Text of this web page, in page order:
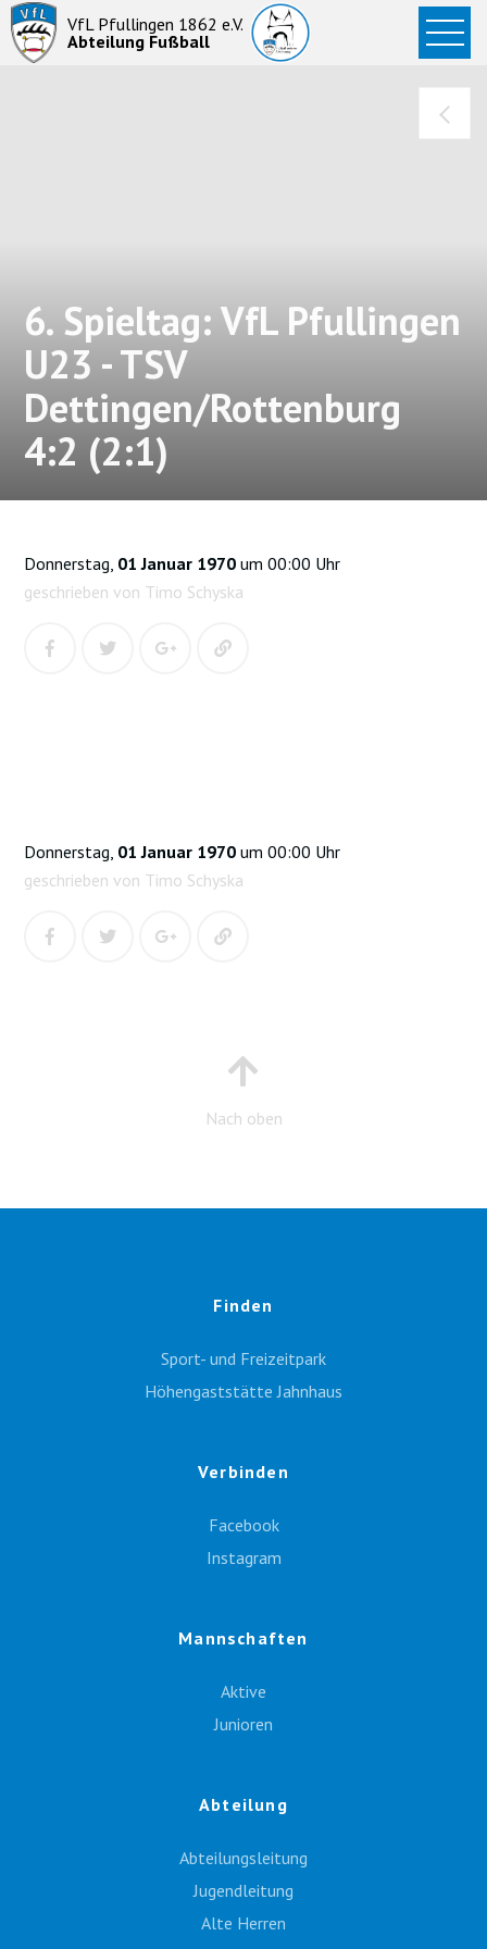
VfL Pfullingen 1862 e.V.
Abteilung Fußball
Startseite
News
6. Spieltag: VfL Pfullingen
U23 - TSV
Dettingen/Rottenburg
4:2 (2:1)
Donnerstag, 01 Januar 1970 um 00:00 Uhr
geschrieben von Timo Schyska
Donnerstag, 01 Januar 1970 um 00:00 Uhr
geschrieben von Timo Schyska
Nach oben
Finden
Sport- und Freizeitpark
Höhengaststätte Jahnhaus
Verbinden
Facebook
Instagram
Mannschaften
Aktive
Junioren
Abteilung
Abteilungsleitung
Jugendleitung
Alte Herren